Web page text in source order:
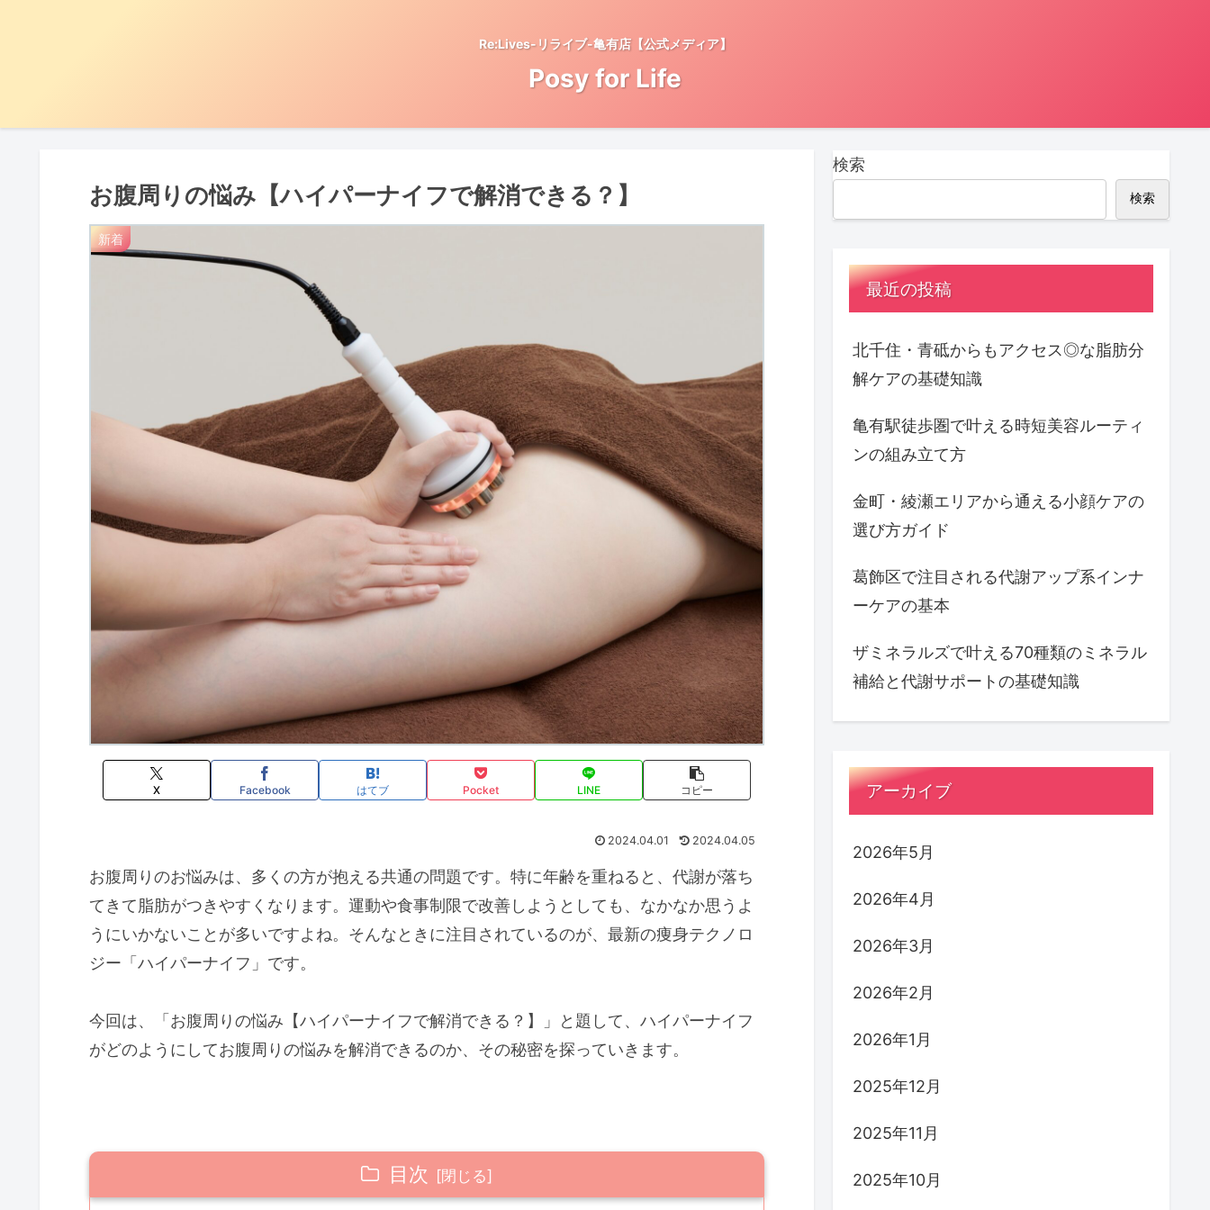
Re:Lives-リライブ-亀有店【公式メディア】
Posy for Life
お腹周りの悩み【ハイパーナイフで解消できる？】
新着
X Facebook はてブ Pocket LINE コピー
2024.04.01 2024.04.05
お腹周りのお悩みは、多くの方が抱える共通の問題です。特に年齢を重ねると、代謝が落ち
てきて脂肪がつきやすくなります。運動や食事制限で改善しようとしても、なかなか思うよ
うにいかないことが多いですよね。そんなときに注目されているのが、最新の痩身テクノロ
ジー「ハイパーナイフ」です。
今回は、「お腹周りの悩み【ハイパーナイフで解消できる？】」と題して、ハイパーナイフ
がどのようにしてお腹周りの悩みを解消できるのか、その秘密を探っていきます。
目次
検索
検索
最近の投稿
北千住・青砥からもアクセス◎な脂肪分
解ケアの基礎知識
亀有駅徒歩圏で叶える時短美容ルーティ
ンの組み立て方
金町・綾瀬エリアから通える小顔ケアの
選び方ガイド
葛飾区で注目される代謝アップ系インナ
ーケアの基本
ザミネラルズで叶える70種類のミネラル
補給と代謝サポートの基礎知識
アーカイブ
2026年5月
2026年4月
2026年3月
2026年2月
2026年1月
2025年12月
2025年11月
2025年10月